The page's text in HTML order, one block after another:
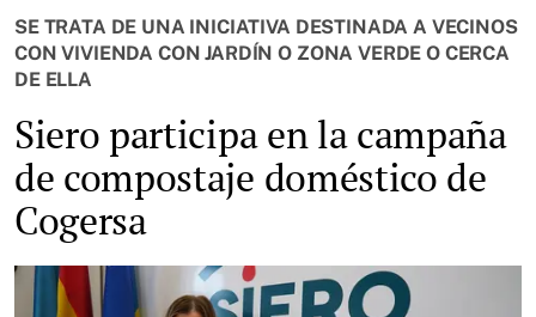
SE TRATA DE UNA INICIATIVA DESTINADA A VECINOS
CON VIVIENDA CON JARDÍN O ZONA VERDE O CERCA
DE ELLA
Siero participa en la campaña
de compostaje doméstico de
Cogersa